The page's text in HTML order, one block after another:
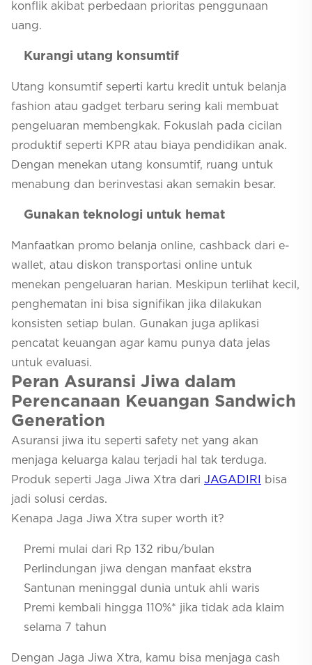
konflik akibat perbedaan prioritas penggunaan
uang.
Kurangi utang konsumtif
Utang konsumtif seperti kartu kredit untuk belanja
fashion atau gadget terbaru sering kali membuat
pengeluaran membengkak. Fokuslah pada cicilan
produktif seperti KPR atau biaya pendidikan anak.
Dengan menekan utang konsumtif, ruang untuk
menabung dan berinvestasi akan semakin besar.
Gunakan teknologi untuk hemat
Manfaatkan promo belanja online, cashback dari e-
wallet, atau diskon transportasi online untuk
menekan pengeluaran harian. Meskipun terlihat kecil,
penghematan ini bisa signifikan jika dilakukan
konsisten setiap bulan. Gunakan juga aplikasi
pencatat keuangan agar kamu punya data jelas
untuk evaluasi.
Peran Asuransi Jiwa dalam
Perencanaan Keuangan Sandwich
Generation
Asuransi jiwa itu seperti safety net yang akan
menjaga keluarga kalau terjadi hal tak terduga.
Produk seperti Jaga Jiwa Xtra dari JAGADIRI
bisa
jadi solusi cerdas.
Kenapa Jaga Jiwa Xtra super worth it?
Premi mulai dari Rp 132 ribu/bulan
Perlindungan jiwa dengan manfaat ekstra
Santunan meninggal dunia untuk ahli waris
Premi kembali hingga 110%* jika tidak ada klaim
selama 7 tahun
Dengan Jaga Jiwa Xtra, kamu bisa menjaga cash